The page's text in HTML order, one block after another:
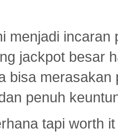
menjadi
jackpot besar
bisa
penuh
tapi worth